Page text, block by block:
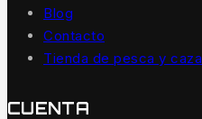
Blog
Contacto
Tienda de pesca y caza
CUENTA